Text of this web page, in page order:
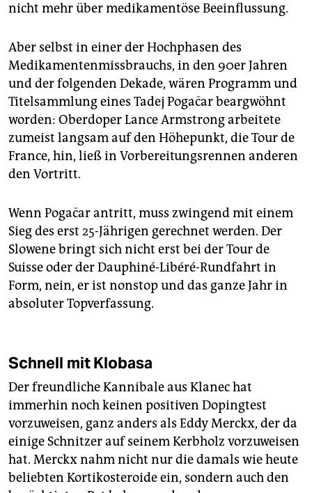
nicht mehr über medikamentöse Beeinflussung.
Aber selbst in einer der Hochphasen des
Medikamentenmissbrauchs, in den 90er Jahren
und der folgenden Dekade, wären Programm und
Titelsammlung eines Tadej Pogačar beargwöhnt
worden: Oberdoper Lance Armstrong arbeitete
zumeist langsam auf den Höhepunkt, die Tour de
France, hin, ließ in Vorbereitungsrennen anderen
den Vortritt.
Wenn Pogačar antritt, muss zwingend mit einem
Sieg des erst 25-Jährigen gerechnet werden. Der
Slowene bringt sich nicht erst bei der Tour de
Suisse oder der Dauphiné-Libéré-Rundfahrt in
Form, nein, er ist nonstop und das ganze Jahr in
absoluter Topverfassung.
Schnell mit Klobasa
Der freundliche Kannibale aus Klanec hat
immerhin noch keinen positiven Dopingtest
vorzuweisen, ganz anders als Eddy Merckx, der da
einige Schnitzer auf seinem Kerbholz vorzuweisen
hat. Merckx nahm nicht nur die damals wie heute
beliebten Kortikosteroide ein, sondern auch den